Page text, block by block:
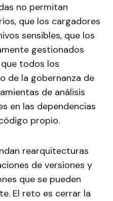
no permitan
que los cargadores
sensibles, que los
gestionados
todos los
de la gobernanza de
de análisis
en las dependencias
propio.
rearquitecturas
de versiones y
que se pueden
El reto es cerrar la